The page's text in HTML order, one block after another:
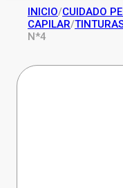
INICIO/CUIDADO
CAPILAR/
N*4